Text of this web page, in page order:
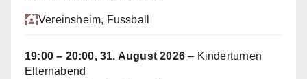
Vereinsheim, Fussball
19:00 – 20:00,31. August 2026 – Kinderturnen
Elternabend